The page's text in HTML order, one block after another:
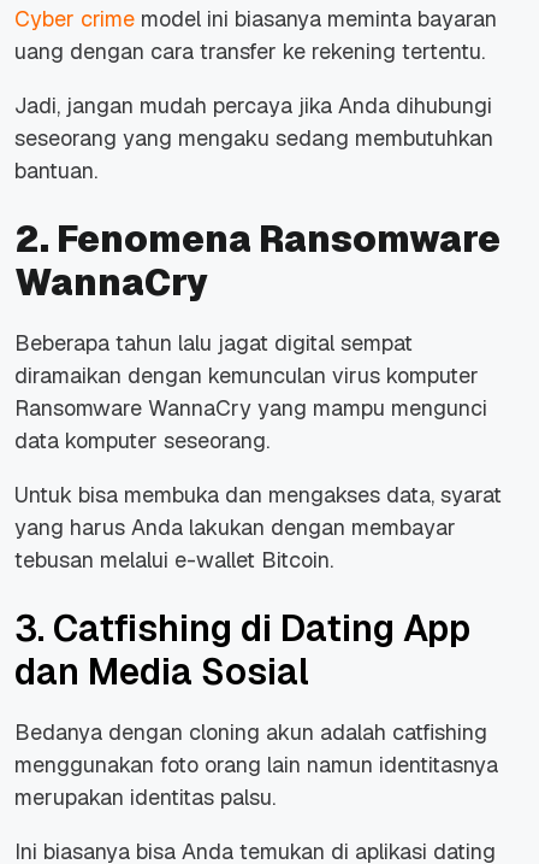
Cyber crime model ini biasanya meminta bayaran
uang dengan cara transfer ke rekening tertentu.
Jadi, jangan mudah percaya jika Anda dihubungi
seseorang yang mengaku sedang membutuhkan
bantuan.
2. Fenomena Ransomware
WannaCry
Beberapa tahun lalu jagat digital sempat
diramaikan dengan kemunculan virus komputer
Ransomware WannaCry yang mampu mengunci
data komputer seseorang.
Untuk bisa membuka dan mengakses data, syarat
yang harus Anda lakukan dengan membayar
tebusan melalui e-wallet Bitcoin.
3. Catfishing di Dating App
dan Media Sosial
Bedanya dengan cloning akun adalah catfishing
menggunakan foto orang lain namun identitasnya
merupakan identitas palsu.
Ini biasanya bisa Anda temukan di aplikasi dating